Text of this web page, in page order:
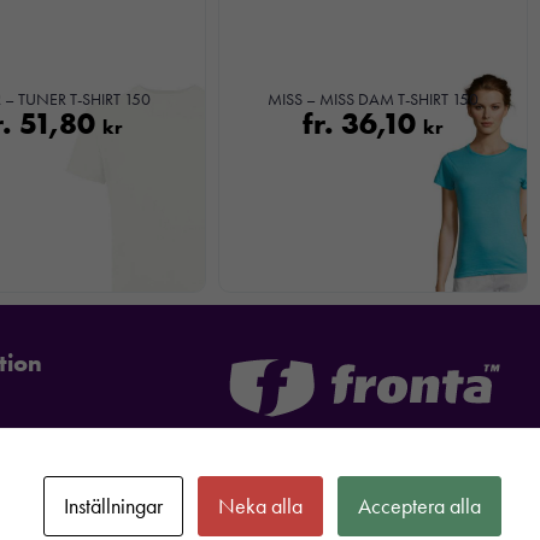
– TUNER T-SHIRT 150
51,80 kr
MISS – MISS DAM T-SHIRT 150
fr. 36,10 kr
Inställningar Neka alla Acceptera alla